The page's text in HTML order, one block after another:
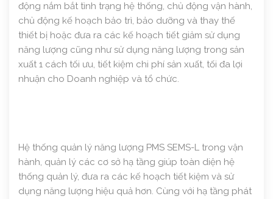
động nắm bắt tình trạng hệ thống, chủ động vận hành,
chủ động kế hoạch bảo trì, bảo dưỡng và thay thế
thiết bị hoặc đưa ra các kế hoạch tiết giảm sử dụng
năng lượng cũng như sử dụng năng lượng trong sản
xuất 1 cách tối ưu, tiết kiệm chi phí sản xuất, tối đa lợi
nhuận cho Doanh nghiệp và tổ chức.
Hệ thống quản lý năng lượng PMS SEMS-L trong vận
hành, quản lý các cơ sở hạ tầng giúp toàn diện hệ
thống quản lý, đưa ra các kế hoạch tiết kiệm và sử
dụng năng lượng hiệu quả hơn. Cùng với hạ tầng phát